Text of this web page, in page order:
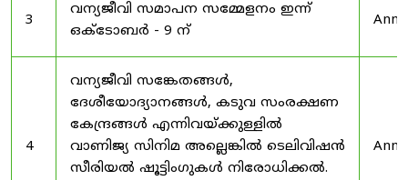
3
വന്യജീവി സമാപന സമ്മേളനം ഇന്ന്
ഒക്ടോബർ - 9 ന്
4
വന്യജീവി സങ്കേതങ്ങൾ,
ദേശീയോദ്യാനങ്ങൾ, കടുവ സംരക്ഷണ
കേന്ദ്രങ്ങൾ എന്നിവയ്ക്കുള്ളിൽ
വാണിജ്യ സിനിമ അല്ലെങ്കിൽ ടെലിവിഷൻ
സീരിയൽ ഷൂട്ടിംഗുകൾ നിരോധിക്കൽ.